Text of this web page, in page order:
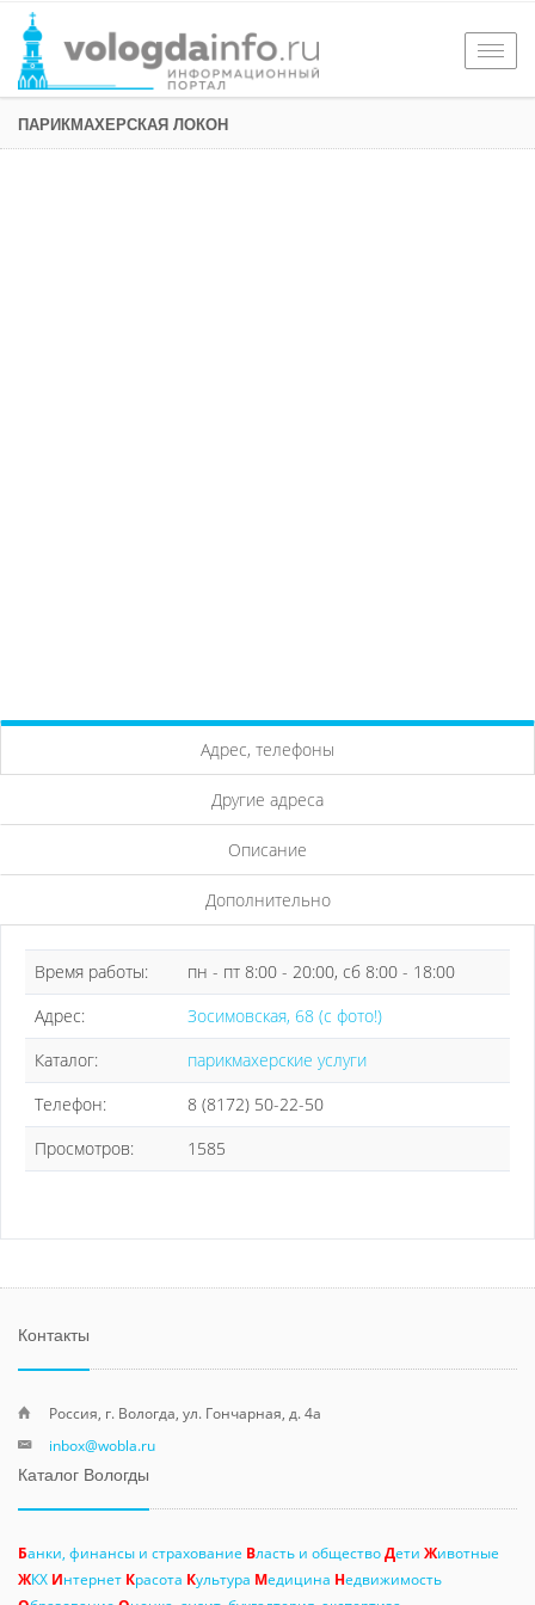
ПАРИКМАХЕРСКАЯ ЛОКОН
Адрес, телефоны
Другие адреса
Описание
Дополнительно
Время работы:
пн - пт 8:00 - 20:00, сб 8:00 - 18:00
Адрес:
Зосимовская, 68 (с фото!)
Каталог:
парикмахерские услуги
Телефон:
8 (8172) 50-22-50
Просмотров:
1585
Контакты
Россия, г. Вологда, ул. Гончарная, д. 4а
inbox@wobla.ru
Каталог Вологды
Банки, финансы и страхование Власть и обществоДети Животные
ЖКХ Интернет Красота Культура Медицина Недвижимость